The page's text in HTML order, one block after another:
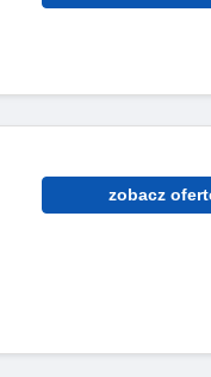
zobacz